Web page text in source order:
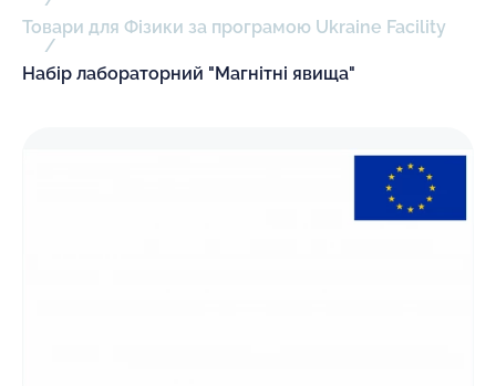
Товари для Фізики за програмою Ukraine Facility
Набір лабораторний "Магнітні явища"